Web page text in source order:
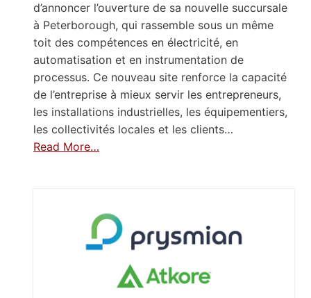
d’annoncer l’ouverture de sa nouvelle succursale
à Peterborough, qui rassemble sous un même
toit des compétences en électricité, en
automatisation et en instrumentation de
processus. Ce nouveau site renforce la capacité
de l’entreprise à mieux servir les entrepreneurs,
les installations industrielles, les équipementiers,
les collectivités locales et les clients…
Read More…